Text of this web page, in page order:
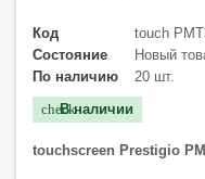
Код
touch
Состояние
Новый
По наличию
20 шт.
check
В наличии
touchscreen Prestigio